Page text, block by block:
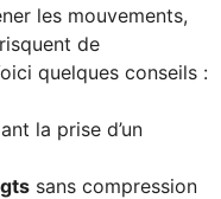
les mouvements,
de
quelques conseils :
la prise d’un
sans compression